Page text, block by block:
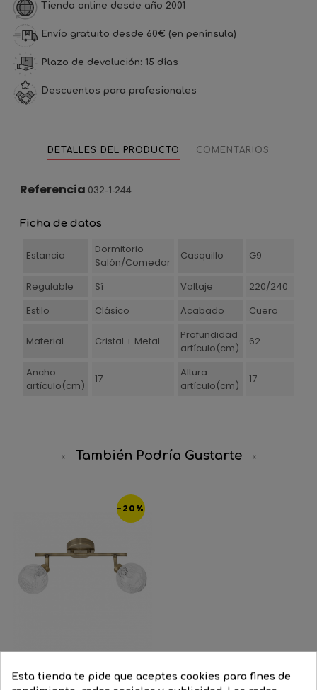
Tienda online desde año 2001
Envío gratuito desde 60€ (en península)
Plazo de devolución: 15 días
Descuentos para profesionales
DETALLES DEL PRODUCTO COMENTARIOS
Referencia 032-1-244
Ficha de datos
Estancia
Dormitorio
Salón/Comedor
Casquillo G9
Regulable Sí Voltaje
220/240
Estilo
Clásico Acabado Cuero
Material Cristal + Metal
Profundidad
artículo(cm)
62
Ancho
artículo(cm)
17
Altura
artículo(cm)
17
También Podría Gustarte
-20%
Esta tienda te pide que aceptes cookies para fines de